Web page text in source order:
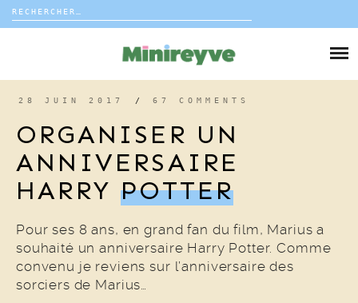
Rechercher :
DÉCO
VOYAGE
COUP DE COEUR
EDITORIAL
28 JUIN 2017 / 67 COMMENTS
ORGANISER UN
ANNIVERSAIRE
HARRYPOTTER
Pour ses 8 ans, en grand fan du film, Marius a
souhaité un anniversaire Harry Potter. Comme
convenu je reviens sur l’anniversaire des
sorciers de Marius…